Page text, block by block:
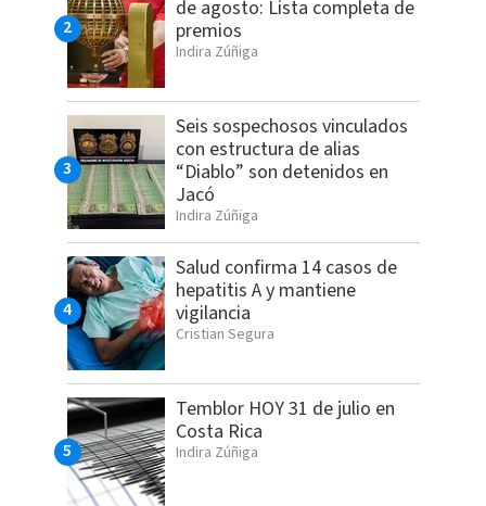
de agosto: Lista completa de
premios
Indira Zúñiga
Seis sospechosos vinculados
con estructura de alias
“Diablo” son detenidos en
Jacó
Indira Zúñiga
Salud confirma 14 casos de
hepatitis A y mantiene
vigilancia
Cristian Segura
Temblor HOY 31 de julio en
Costa Rica
Indira Zúñiga